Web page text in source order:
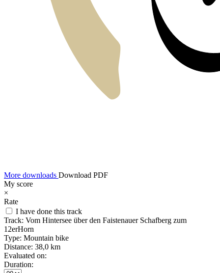
More downloads Download PDF
My score
×
Rate
I have done this track
Track: Vom Hintersee über den Faistenauer Schafberg zum
12erHorn
Type: Mountain bike
Distance: 38,0 km
Evaluated on:
Duration: